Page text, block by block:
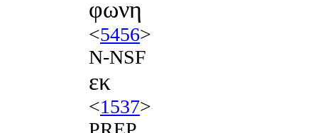
φωνη
<5456>
N-NSF
εκ
<1537>